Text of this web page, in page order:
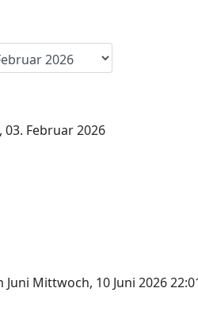
03. Februar 2026
Juni Mittwoch, 10 Juni 2026